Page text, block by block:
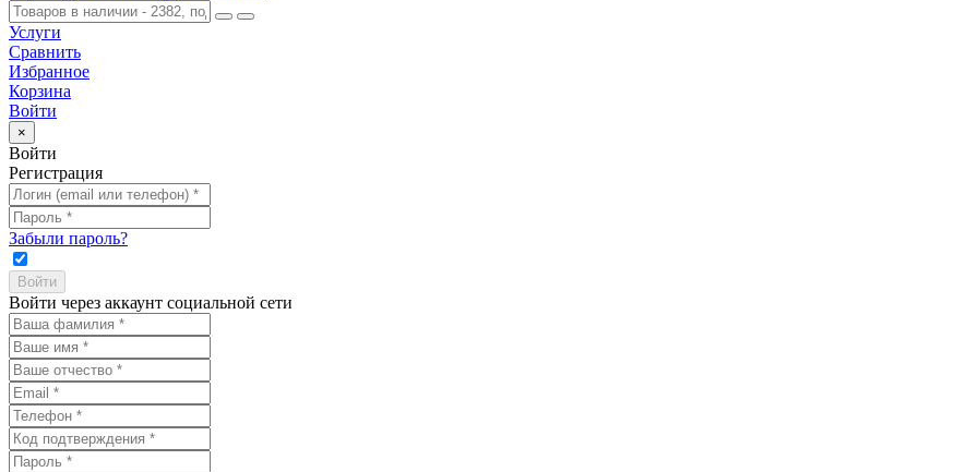
Услуги
Сравнить
Избранное
Корзина
Войти
×
Войти
Регистрация
Забыли пароль?
Войти через аккаунт социальной сети